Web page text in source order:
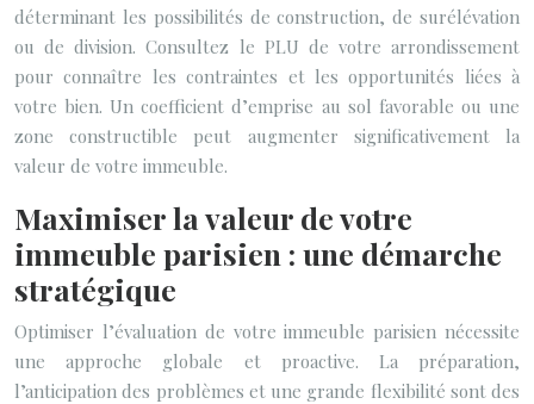
déterminant les possibilités de construction, de surélévation
ou de division. Consultez le PLU de votre arrondissement
pour connaître les contraintes et les opportunités liées à
votre bien. Un coefficient d’emprise au sol favorable ou une
zone constructible peut augmenter significativement la
valeur de votre immeuble.
Maximiser la valeur de votre
immeuble parisien : une démarche
stratégique
Optimiser l’évaluation de votre immeuble parisien nécessite
une approche globale et proactive. La préparation,
l’anticipation des problèmes et une grande flexibilité sont des